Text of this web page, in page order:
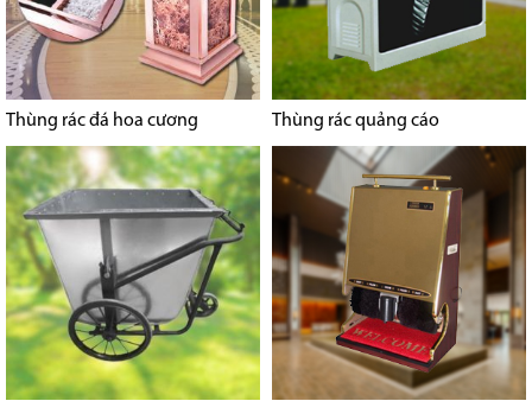
Thùng rác đá hoa cương Thùng rác quảng cáo